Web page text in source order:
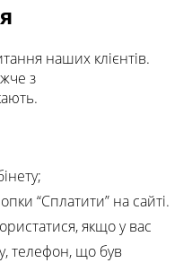
наших клієнтів.
з
“Сплатити” на сайті.
якщо у вас
телефон, що був